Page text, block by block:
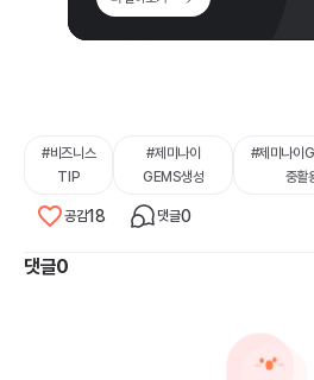
#비즈니스
TIP
#제미나이
GEMS생성
#제미나이
중활
공감18 댓글0
댓글0